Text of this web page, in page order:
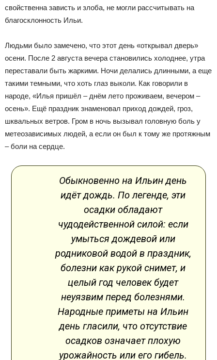
свойственна зависть и злоба, не могли рассчитывать на
благосклонность Ильи.
Людьми было замечено, что этот день «открывал дверь»
осени. После 2 августа вечера становились холоднее, утра
переставали быть жаркими. Ночи делались длинными, а еще
такими темными, что хоть глаз выколи. Как говорили в
народе, «Илья пришёл – днём лето проживаем, вечером –
осень». Ещё праздник знаменовал приход дождей, гроз,
шквальных ветров. Гром в ночь вызывал головную боль у
метеозависимых людей, а если он был к тому же протяжным
– боли на сердце.
Обыкновенно на Ильин день
идёт дождь. По легенде, эти
осадки обладают
чудодейственной силой: если
умыться дождевой или
родниковой водой в праздник,
болезни как рукой снимет, и
целый год человек будет
неуязвим перед болезнями.
Народные приметы на Ильин
день гласили, что отсутствие
осадков означает плохую
урожайность или его гибель.